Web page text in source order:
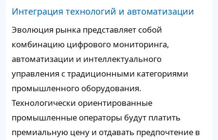
Интеграция технологий и автоматизации
Эволюция рынка представляет собой
комбинацию цифрового мониторинга,
автоматизации и интеллектуального
управления с традиционными категориями
промышленного оборудования.
Технологически ориентированные
промышленные операторы будут платить
премиальную цену и отдавать предпочтение в